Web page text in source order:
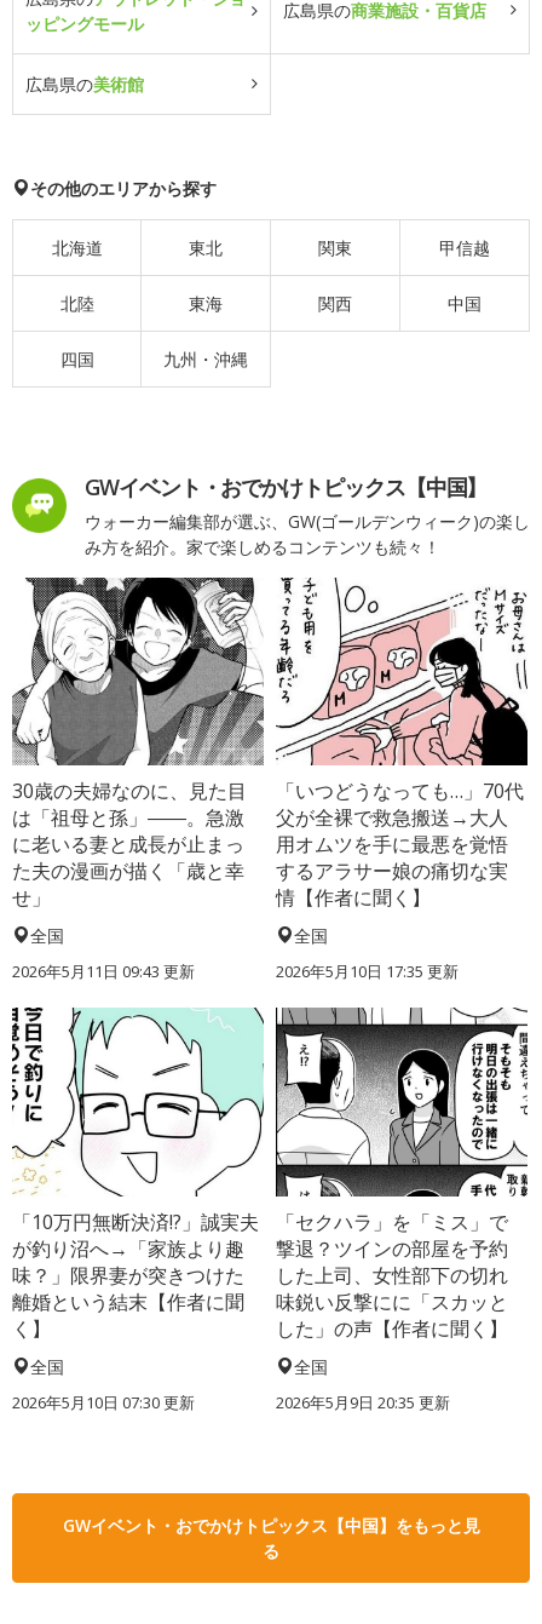
ッピングモール
広島県の商業施設・百貨店
広島県の美術館
その他のエリアから探す
北海道 東北 関東 甲信越
北陸 東海 関西 中国
四国 九州・沖縄
GWイベント・おでかけトピックス【中国】
ウォーカー編集部が選ぶ、GW(ゴールデンウィーク)の楽し
み方を紹介。家で楽しめるコンテンツも続々！
30歳の夫婦なのに、見た目
は「祖母と孫」――。急激
に老いる妻と成長が止まっ
た夫の漫画が描く「歳と幸
せ」
全国
2026年5月11日 09:43 更新
「いつどうなっても…」70代
父が全裸で救急搬送→大人
用オムツを手に最悪を覚悟
するアラサー娘の痛切な実
情【作者に聞く】
全国
2026年5月10日 17:35 更新
「10万円無断決済!?」誠実夫
が釣り沼へ→「家族より趣
味？」限界妻が突きつけた
離婚という結末【作者に聞
く】
全国
2026年5月10日 07:30 更新
「セクハラ」を「ミス」で
撃退？ツインの部屋を予約
した上司、女性部下の切れ
味鋭い反撃にに「スカッと
した」の声【作者に聞く】
全国
2026年5月9日 20:35 更新
GWイベント・おでかけトピックス【中国】をもっと見
る